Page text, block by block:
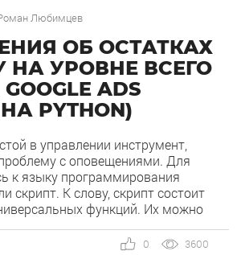
Любимцев
ОБ ОСТАТКАХ
НА УРОВНЕ ВСЕГО
ADS
PYTHON)
в управлении инструмент,
с оповещениями. Для
к языку программирования
скрипт. К слову, скрипт состоит
функций. Их можно
3600
0